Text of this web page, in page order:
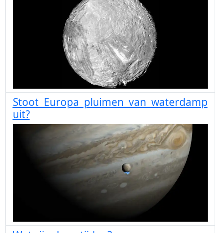
Stoot Europa pluimen van waterdamp
uit?